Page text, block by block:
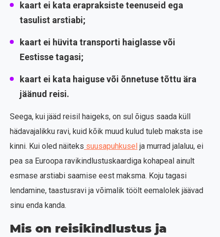
kaart ei kata erapraksisteteenuseid ega
tasulist arstiabi;
kaart ei hüvita transporti haiglasse või
Eestisse tagasi;
kaart ei kata haiguse või õnnetuse tõttu ära
jäänud reisi.
Seega, kui jääd reisil haigeks, on sul õigus saada küll
hädavajalikku ravi, kuid kõik muud kulud tuleb maksta ise
kinni. Kui oled näiteks suusapuhkusel ja murrad jalaluu, ei
pea sa Euroopa ravikindlustuskaardiga kohapeal ainult
esmase arstiabi saamise eest maksma. Koju tagasi
lendamine, taastusravi ja võimalik töölt eemalolek jäävad
sinu enda kanda.
Mis on reisikindlustus ja